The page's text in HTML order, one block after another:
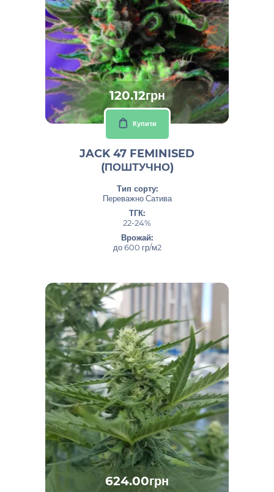
120.12грн
Купити
JACK 47 FEMINISED
(ПОШТУЧНО)
Тип сорту:
Переважно Сатива
ТГК:
22-24%
Врожай:
до 600 гр/м2
624.00грн